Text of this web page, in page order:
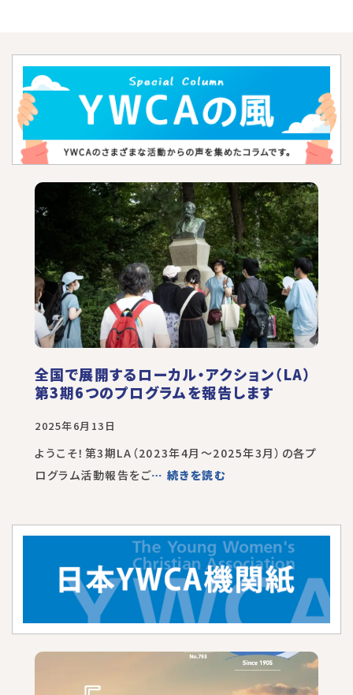
全国で展開するローカル・アクション（LA）
第3期6つのプログラムを報告します
2025年6月13日
ようこそ！第3期LA（2023年4月～2025年3月）の各プ
ログラム活動報告をご… 続きを読む